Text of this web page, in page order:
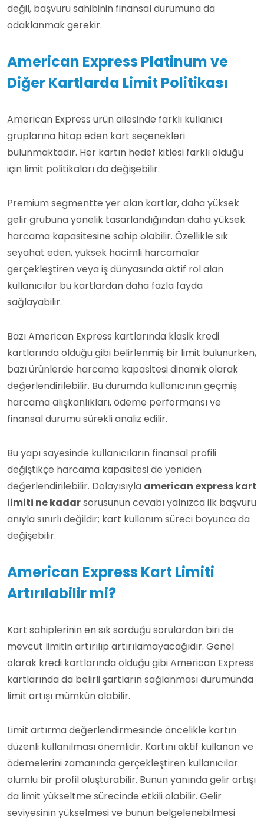
değil, başvuru sahibinin finansal durumuna da
odaklanmak gerekir.
American Express Platinum ve
Diğer Kartlarda Limit Politikası
American Express ürün ailesinde farklı kullanıcı
gruplarına hitap eden kart seçenekleri
bulunmaktadır. Her kartın hedef kitlesi farklı olduğu
için limit politikaları da değişebilir.
Premium segmentte yer alan kartlar, daha yüksek
gelir grubuna yönelik tasarlandığından daha yüksek
harcama kapasitesine sahip olabilir. Özellikle sık
seyahat eden, yüksek hacimli harcamalar
gerçekleştiren veya iş dünyasında aktif rol alan
kullanıcılar bu kartlardan daha fazla fayda
sağlayabilir.
Bazı American Express kartlarında klasik kredi
kartlarında olduğu gibi belirlenmiş bir limit bulunurken,
bazı ürünlerde harcama kapasitesi dinamik olarak
değerlendirilebilir. Bu durumda kullanıcının geçmiş
harcama alışkanlıkları, ödeme performansı ve
finansal durumu sürekli analiz edilir.
Bu yapı sayesinde kullanıcıların finansal profili
değiştikçe harcama kapasitesi de yeniden
değerlendirilebilir. Dolayısıyla american express kart
limiti ne kadarsorusunun cevabı yalnızca ilk başvuru
anıyla sınırlı değildir; kart kullanım süreci boyunca da
değişebilir.
American Express Kart Limiti
Artırılabilir mi?
Kart sahiplerinin en sık sorduğu sorulardan biri de
mevcut limitin artırılıp artırılamayacağıdır. Genel
olarak kredi kartlarında olduğu gibi American Express
kartlarında da belirli şartların sağlanması durumunda
limit artışı mümkün olabilir.
Limit artırma değerlendirmesinde öncelikle kartın
düzenli kullanılması önemlidir. Kartını aktif kullanan ve
ödemelerini zamanında gerçekleştiren kullanıcılar
olumlu bir profil oluşturabilir. Bunun yanında gelir artışı
da limit yükseltme sürecinde etkili olabilir. Gelir
seviyesinin yükselmesi ve bunun belgelenebilmesi